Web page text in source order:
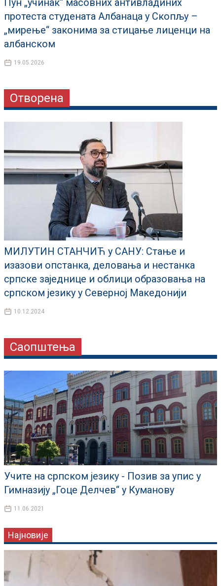
Пун „учинак“ масовних антивладиних
протеста студената Албанаца у Скопљу –
„мирење“ законима за стицање лиценци на
албанском
19.05.2026
Отворена
МИЛУТИН СТАНЧИЋ у САНУ: Стање и
изазови опстанка, деловања и нестанка
српске заједнице и облици образовања на
српском језику у Северној Македонији
10.12.2024
Саопштења
Учите на српском језику - Позив за упис у
Гимназију „Гоце Делчев“ у Куманову
11.06.2021
Најновије